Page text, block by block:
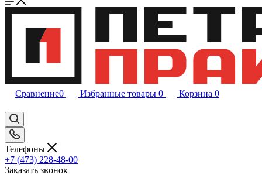
Сравнение0 Избранные товары 0 Корзина 0
Телефоны
+7 (473) 228-48-00
Заказать звонок